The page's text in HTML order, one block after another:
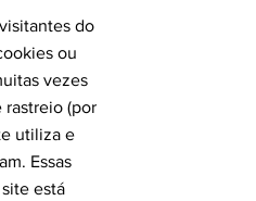
do
ou
vezes
rastreio (por
utiliza e
Essas
está